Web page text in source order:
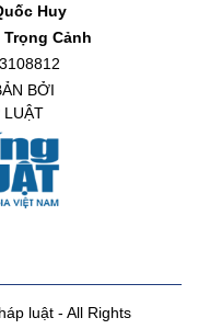
Huy
Trọng Cảnh
BỞI
LUẬT
luật - All Rights